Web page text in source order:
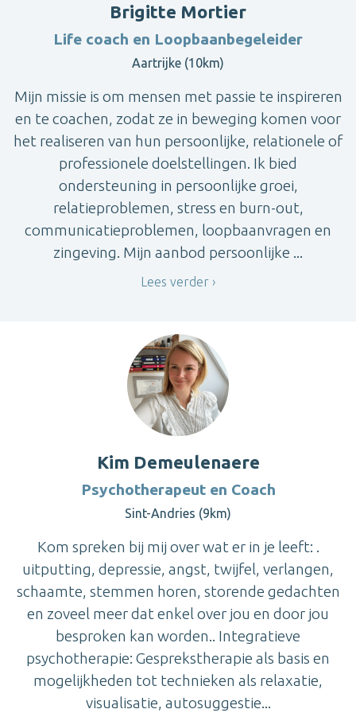
Brigitte Mortier
Life coach en Loopbaanbegeleider
Aartrijke (10km)
Mijn missie is om mensen met passie te inspireren
en te coachen, zodat ze in beweging komen voor
het realiseren van hun persoonlijke, relationele of
professionele doelstellingen. Ik bied
ondersteuning in persoonlijke groei,
relatieproblemen, stress en burn-out,
communicatieproblemen, loopbaanvragen en
zingeving. Mijn aanbod persoonlijke ...
Lees verder
Kim Demeulenaere
Psychotherapeut en Coach
Sint-Andries (9km)
Kom spreken bij mij over wat er in je leeft: .
uitputting, depressie, angst, twijfel, verlangen,
schaamte, stemmen horen, storende gedachten
en zoveel meer dat enkel over jou en door jou
besproken kan worden.. Integratieve
psychotherapie: Gesprekstherapie als basis en
mogelijkheden tot technieken als relaxatie,
visualisatie, autosuggestie...